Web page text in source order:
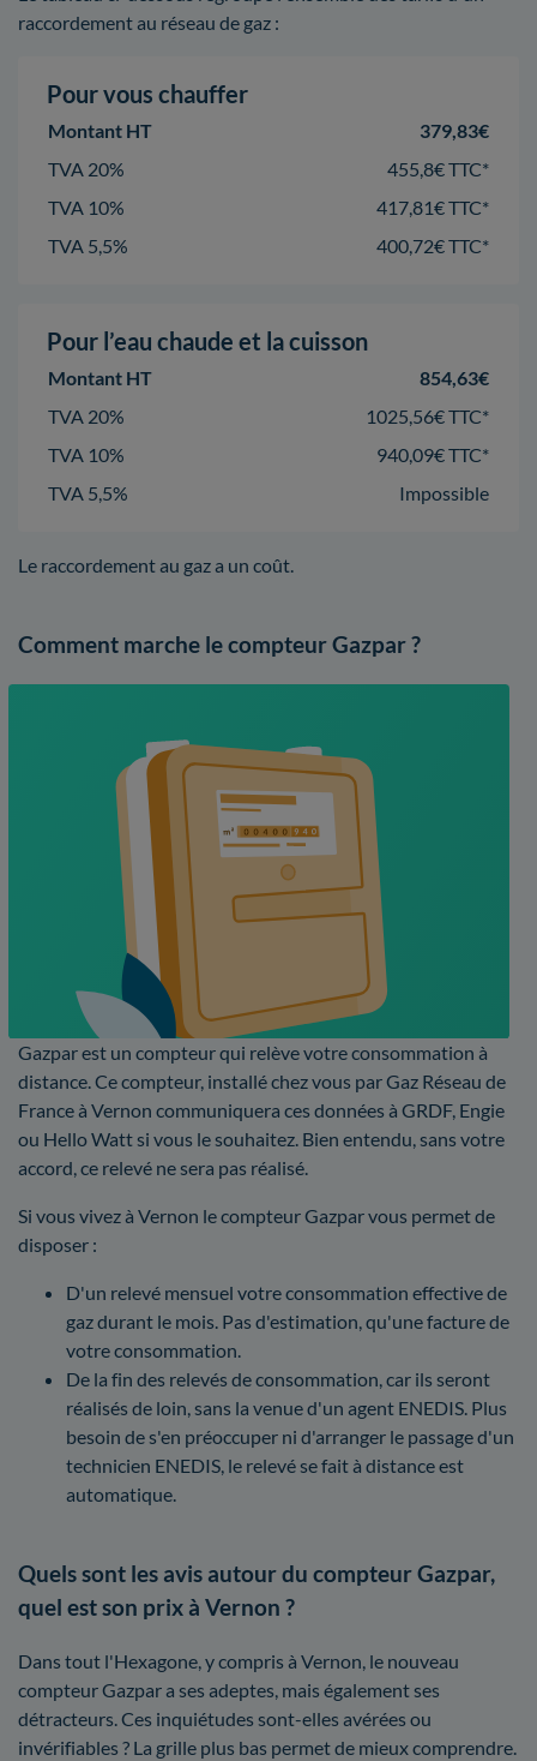
raccordement au réseau de gaz :
Pour vous chauffer
Montant HT
379,83€
TVA 20%
455,8€ TTC*
TVA 10%
417,81€ TTC*
TVA 5,5%
400,72€ TTC*
Pour l’eau chaude et la cuisson
Montant HT
854,63€
TVA 20%
1025,56€ TTC*
TVA 10%
940,09€ TTC*
TVA 5,5%
Impossible
Le raccordement au gaz a un coût.
Comment marche le compteur Gazpar ?
Gazpar est un compteur qui relève votre consommation à
distance. Ce compteur, installé chez vous par Gaz Réseau de
France à Vernon communiquera ces données à GRDF, Engie
ou Hello Watt si vous le souhaitez. Bien entendu, sans votre
accord, ce relevé ne sera pas réalisé.
Si vous vivez à Vernon le compteur Gazpar vous permet de
disposer :
D'un relevé mensuel votre consommation effective de
gaz durant le mois. Pas d'estimation, qu'une facture de
votre consommation.
De la fin des relevés de consommation, car ils seront
réalisés de loin, sans la venue d'un agent ENEDIS. Plus
besoin de s'en préoccuper ni d'arranger le passage d'un
technicien ENEDIS, le relevé se fait à distance est
automatique.
Quels sont les avis autour du compteur Gazpar,
quel est son prix à Vernon ?
Dans tout l'Hexagone, y compris à Vernon, le nouveau
compteur Gazpar a ses adeptes, mais également ses
détracteurs. Ces inquiétudes sont-elles avérées ou
invérifiables ? La grille plus bas permet de mieux comprendre.